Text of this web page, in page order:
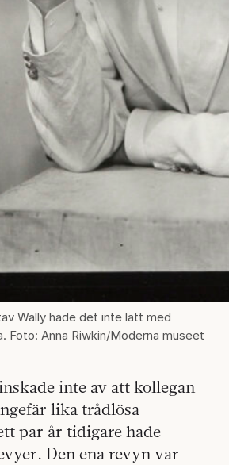
Wally hade det inte lätt med
Foto: Anna Riwkin/Moderna museet
inte av att kollegan
lika trådlösa
par år tidigare hade
Den ena revyn var